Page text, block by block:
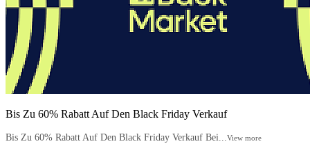
Bis Zu 60% Rabatt Auf Den Black Friday Verkauf
Bis Zu 60% Rabatt Auf Den Black Friday Verkauf Bei... View more